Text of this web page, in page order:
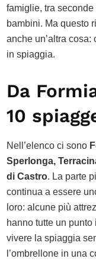
famiglie, tra
bambini. Ma questo
anche un’altra
in spiaggia.
Da
10
Nell’elenco ci sono
Sperlonga,
di Castro. La parte
continua a essere
loro: alcune più
hanno tutte un
vivere la spiaggia
l’ombrellone in una